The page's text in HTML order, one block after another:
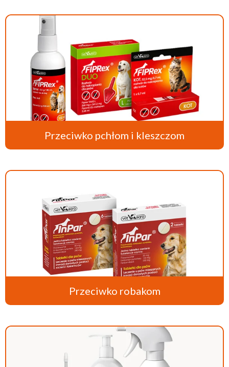
Przeciwko pchłom i kleszczom
Przeciwko robakom